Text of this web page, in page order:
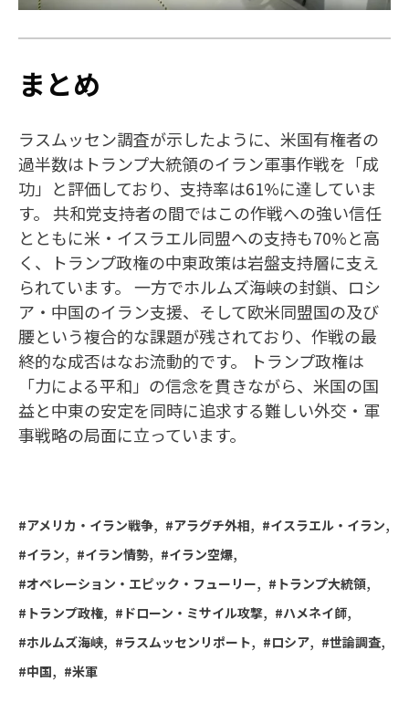
まとめ
ラスムッセン調査が示したように、米国有権者の
過半数はトランプ大統領のイラン軍事作戦を「成
功」と評価しており、支持率は61%に達していま
す。 共和党支持者の間ではこの作戦への強い信任
とともに米・イスラエル同盟への支持も70%と高
く、トランプ政権の中東政策は岩盤支持層に支え
られています。 一方でホルムズ海峡の封鎖、ロシ
ア・中国のイラン支援、そして欧米同盟国の及び
腰という複合的な課題が残されており、作戦の最
終的な成否はなお流動的です。 トランプ政権は
「力による平和」の信念を貫きながら、米国の国
益と中東の安定を同時に追求する難しい外交・軍
事戦略の局面に立っています。
アメリカ・イラン戦争 アラグチ外相
イスラエル・イラン
イラン
イラン情勢
イラン空爆
オペレーション・エピック・フューリー
トランプ大統領
トランプ政権
ドローン・ミサイル攻撃
ハメネイ師
ホルムズ海峡
ラスムッセンリポート ロシア
世論調査
中国
米軍